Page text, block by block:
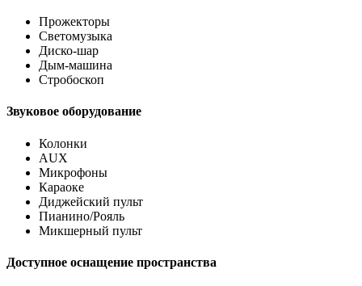
Прожекторы
Светомузыка
Диско-шар
Дым-машина
Стробоскоп
Звуковое оборудование
Колонки
AUX
Микрофоны
Караоке
Диджейский пульт
Пианино/Рояль
Микшерный пульт
Доступное оснащение пространства